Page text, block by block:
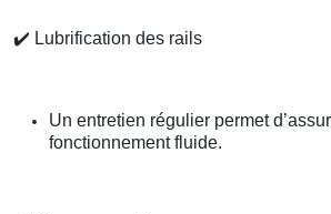
✔️ Lubrification des rails
Un entretien régulier permet
fonctionnement fluide.